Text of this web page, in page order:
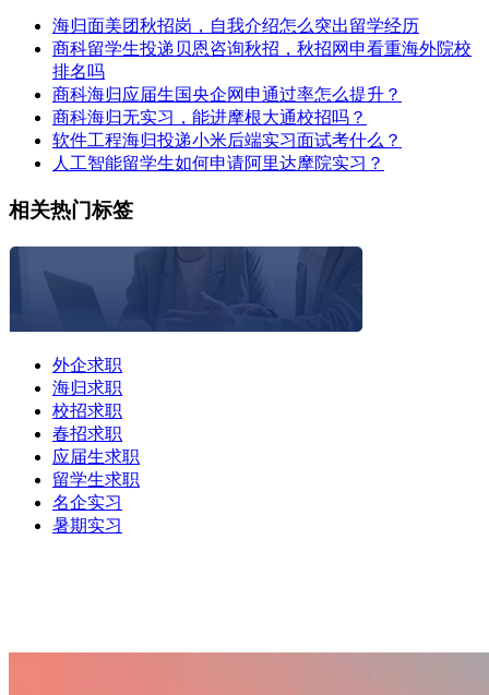
海归面美团秋招岗，自我介绍怎么突出留学经历
商科留学生投递贝恩咨询秋招，秋招网申看重海外院校
排名吗
商科海归应届生国央企网申通过率怎么提升？
商科海归无实习，能进摩根大通校招吗？
软件工程海归投递小米后端实习面试考什么？
人工智能留学生如何申请阿里达摩院实习？
相关热门标签
外企求职
海归求职
校招求职
春招求职
应届生求职
留学生求职
名企实习
暑期实习